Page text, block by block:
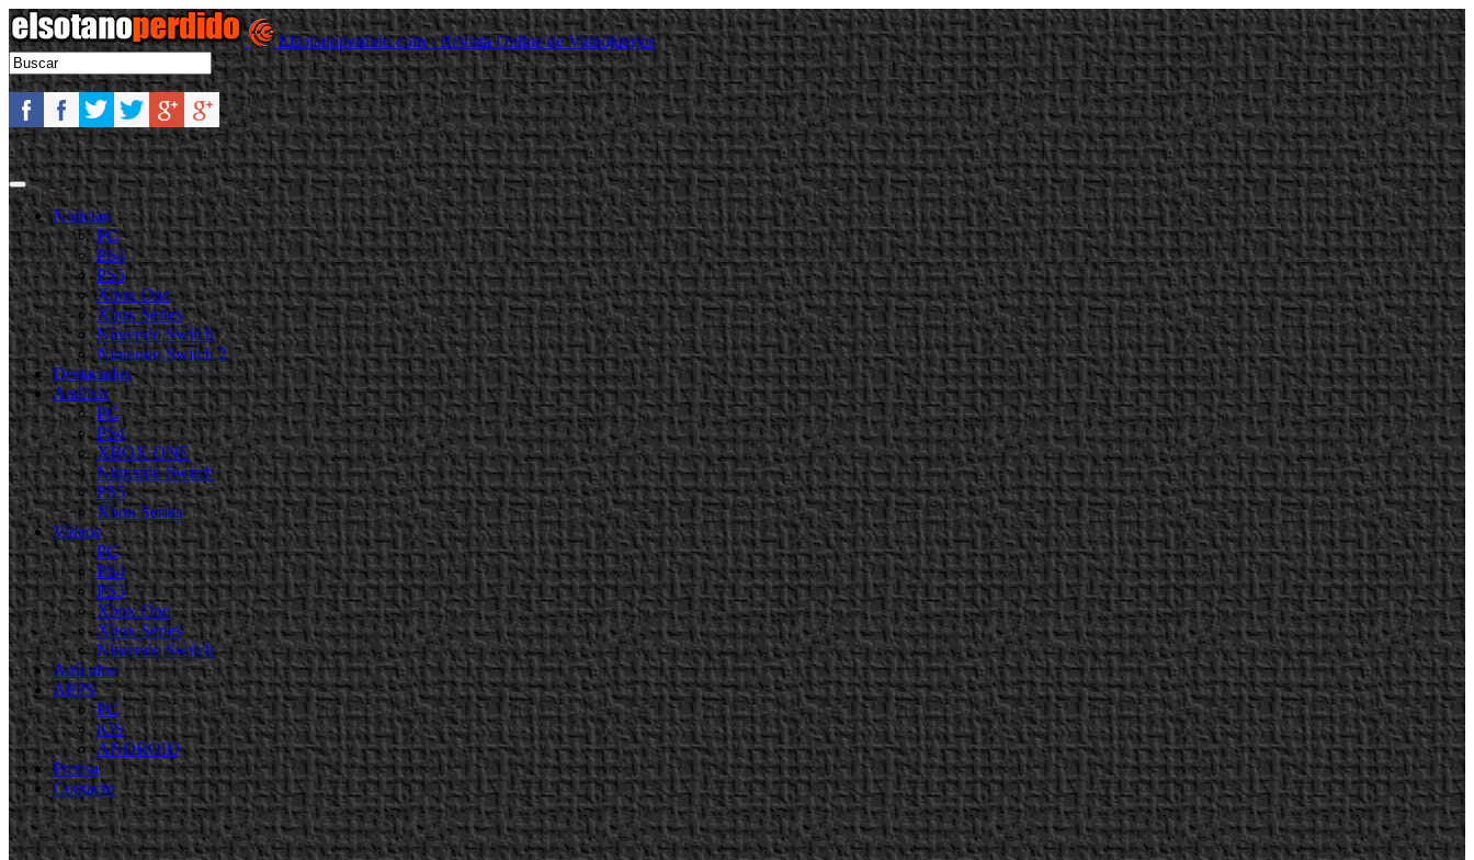
Elsotanoperdido.com - Revista Online de Videojuegos
Noticias
PC
PS4
PS5
Xbox One
Xbox Series
Nintendo Switch
Nintendo Switch 2
Destacadas
Análisis
PC
PS4
XBOX ONE
Nintendo Switch
PS5
Xbox Series
Videos
PC
PS4
PS5
Xbox One
Xbox Series
Nintendo Switch
Artículos
APPS
PC
iOS
ANDROID
Prensa
Contacto